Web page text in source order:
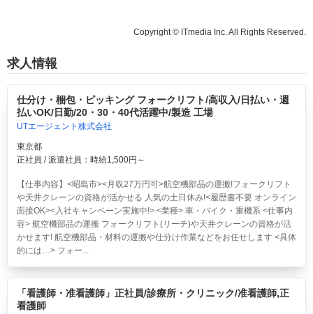
Copyright © ITmedia Inc. All Rights Reserved.
求人情報
仕分け・梱包・ピッキング フォークリフト/高収入/日払い・週
払いOK/日勤/20・30・40代活躍中/製造 工場
UTエージェント株式会社
東京都
正社員 / 派遣社員：時給1,500円～
【仕事内容】<昭島市><月収27万円可>航空機部品の運搬!フォークリフト
や天井クレーンの資格が活かせる 人気の土日休み!<履歴書不要 オンライン
面接OK><入社キャンペーン実施中!> <業種> 車・バイク・重機系 <仕事内
容> 航空機部品の運搬 フォークリフト(リーチ)や天井クレーンの資格が活
かせます! 航空機部品・材料の運搬や仕分け作業などをお任せします <具体
的には…> フォー...
「看護師・准看護師」正社員/診療所・クリニック/准看護師,正
看護師